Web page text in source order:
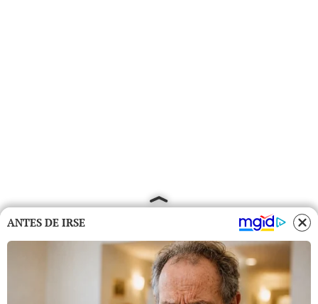
ANTES DE IRSE